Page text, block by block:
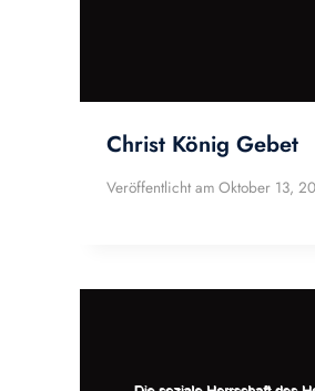
Christ König Gebet
Veröffentlicht am Oktober 13,